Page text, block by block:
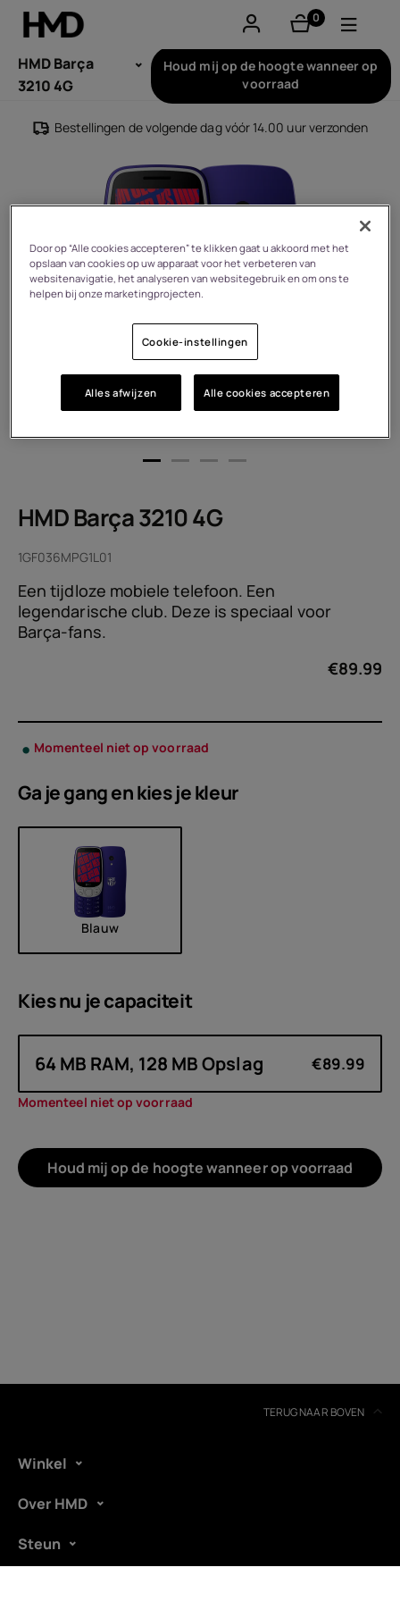
0
product(en)
Account aanmaken
Smartphones
Feature phones
Accessoires
Aanbiedingen
Over
HMD Barça
3210 4G
Houd mij op de hoogte wanneer op
voorraad
Bestellingen de volgende dag vóór 14.00 uur verzonden
HMD Barça 3210 4G
1GF036MPG1L01
Een tijdloze mobiele telefoon. Een
legendarische club. Deze is speciaal voor
Barça-fans.
€89.99
Momenteel niet op voorraad
Ga je gang en kies jekleur
Blauw
Kies nu jecapaciteit
64 MB RAM, 128 MB Opslag €89.99
Momenteel niet op voorraad
Houd mij op de hoogte wanneer op voorraad
TERUG NAAR BOVEN
Winkel
Over HMD
Steun
Door op “Alle cookies accepteren” te klikken gaat u akkoord met het
opslaan van cookies op uw apparaat voor het verbeteren van
websitenavigatie, het analyseren van websitegebruik en om ons te
helpen bij onze marketingprojecten.
Cookie-instellingen
Alles afwijzen Alle cookies accepteren